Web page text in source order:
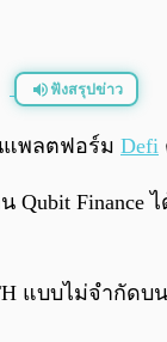
ฟังสรุปข่าว
แพลตฟอร์ม Defi
Qubit Finance
แบบไม่จำกัดบน